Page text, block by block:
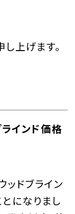
上げます。
インド価格
ッドブライン
になりまし